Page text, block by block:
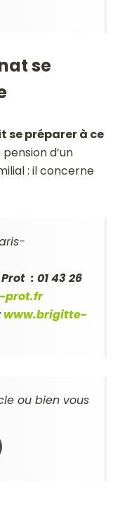
se
se préparer à ce
d’un
: il concerne
: 01 43 26
prot.fr
www.brigitte-
ou bien vous